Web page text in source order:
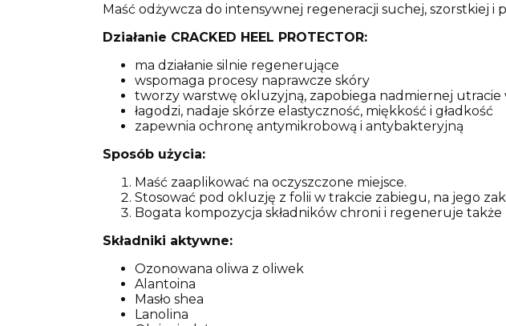
Maść odżywcza do intensywnej regeneracji suchej, szorstkiej
Działanie CRACKED HEEL PROTECTOR:
ma działanie silnie regenerujące
wspomaga procesy naprawcze skóry
tworzy warstwę okluzyjną, zapobiega nadmiernej utracie
łagodzi, nadaje skórze elastyczność, miękkość i gładkość
zapewnia ochronę antymikrobową i antybakteryjną
Sposób użycia:
Maść zaaplikować na oczyszczone miejsce.
Stosować pod okluzję z folii w trakcie zabiegu, na jego
Bogata kompozycja składników chroni i regeneruje
Składniki aktywne:
Ozonowana oliwa z oliwek
Alantoina
Masło shea
Lanolina